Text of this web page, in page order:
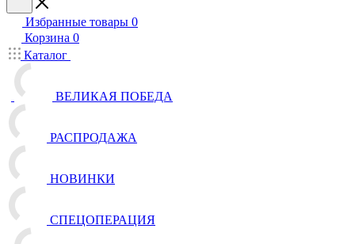
Избранные товары 0
Корзина 0
Каталог
ВЕЛИКАЯ ПОБЕДА
РАСПРОДАЖА
НОВИНКИ
СПЕЦОПЕРАЦИЯ